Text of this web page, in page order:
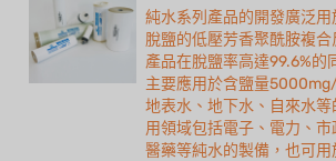
純水系列產品的開發廣泛
脫鹽的低壓芳香聚酰胺複合
產品在脫鹽率高達99.6%的
主要應用於含鹽量
地表水、地下水、自來水
用領域包括電子、電力、市
醫藥等純水的製備，也可